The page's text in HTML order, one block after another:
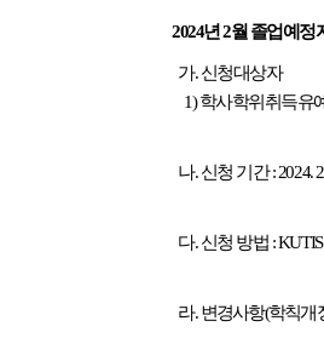
2024년 2월 졸업예
가. 신청대상자
1) 학사학위취득유
나. 신청 기간 : 2024.
다. 신청 방법 :
라.변경사항(학칙개